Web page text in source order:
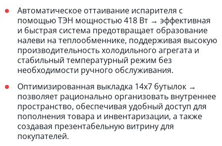
Автоматическое оттаивание испарителя с
помощью ТЭН мощностью 418 Вт → эффективная
и быстрая система предотвращает образование
налеви на теплообменнике, поддерживая высокую
производительность холодильного агрегата и
стабильный температурный режим без
необходимости ручного обслуживания.
Оптимизированная выкладка 14x7 бутылок →
позволяет рационально организовать внутреннее
пространство, обеспечивая удобный доступ для
пополнения товара и инвентаризации, а также
создавая презентабельную витрину для
покупателей.